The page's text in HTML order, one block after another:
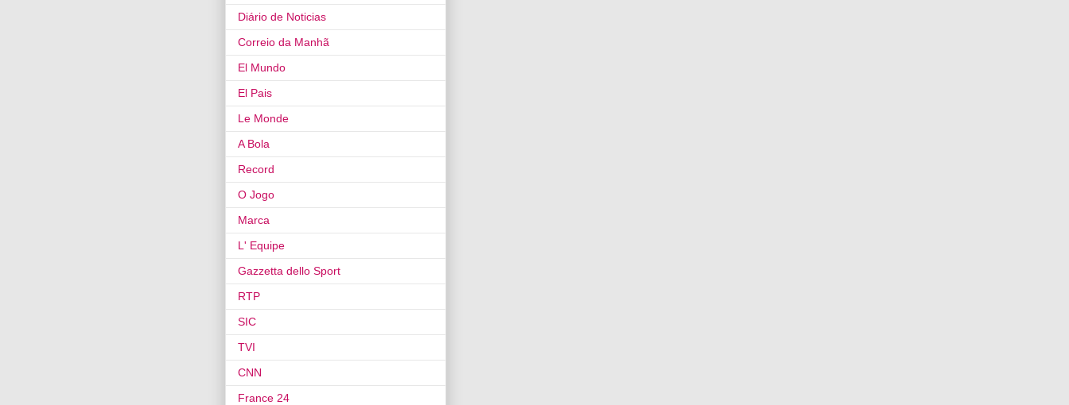
Diário de Noticias
Correio da Manhã
El Mundo
El Pais
Le Monde
A Bola
Record
O Jogo
Marca
L' Equipe
Gazzetta dello Sport
RTP
SIC
TVI
CNN
France 24